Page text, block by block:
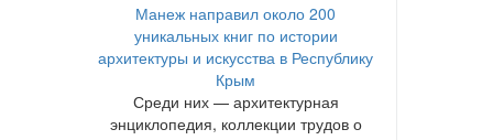
Манеж направил около 200
уникальных книг по истории
архитектуры и искусства в Республику
Крым
Среди них — архитектурная
энциклопедия, коллекции трудов о